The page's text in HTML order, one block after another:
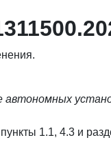
автономных
1.1, 4.3 и